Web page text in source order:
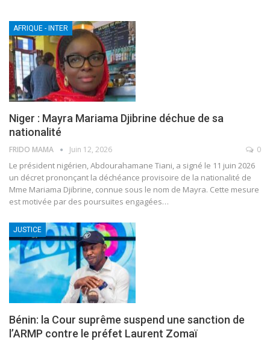
AFRIQUE - INTER
Niger : Mayra Mariama Djibrine déchue de sa
nationalité
FRIDO MAMA Juin 12, 2026 0
Le président nigérien, Abdourahamane Tiani, a signé le 11 juin 2026
un décret prononçant la déchéance provisoire de la nationalité de
Mme Mariama Djibrine, connue sous le nom de Mayra. Cette mesure
est motivée par des poursuites engagées…
JUSTICE
Bénin: la Cour suprême suspend une sanction de
l’ARMP contre le préfet Laurent Zomaï